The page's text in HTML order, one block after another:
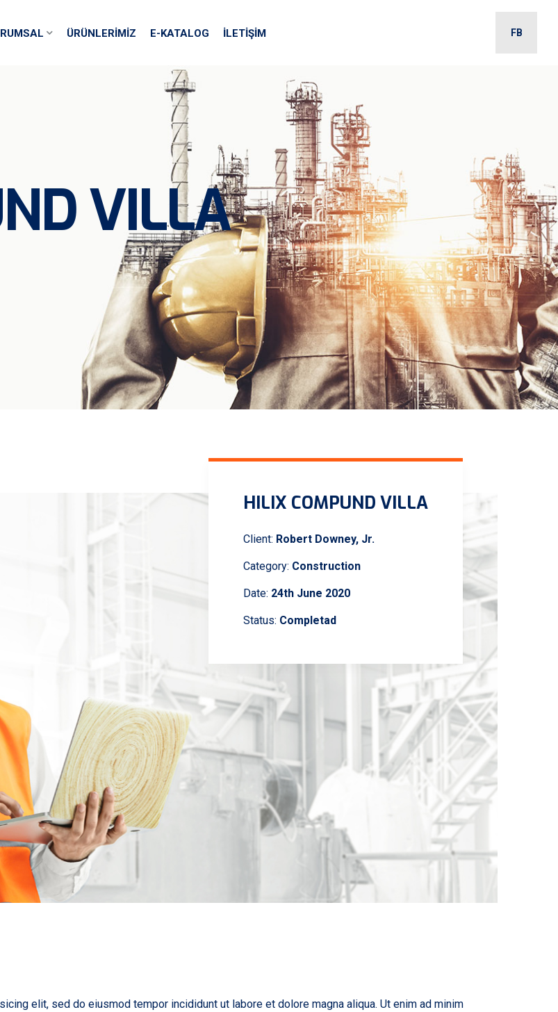
ÜRÜNLERİMİZ E-KATALOG İLETİŞİM FB
VILLA
HILIX COMPUND VILLA
Client: Robert Downey, Jr.
Category: Construction
Date: 24th June 2020
Status: Completad
elit, sed do eiusmod tempor incididunt ut labore et dolore magna aliqua. Ut enim ad minim